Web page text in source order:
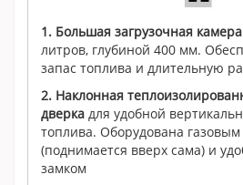
1. Большая загрузочная камера
литров, глубиной 400 мм.
запас топлива и длительную
2. Наклонная
дверка для удобной
топлива. Оборудована
(поднимается вверх сама) и
замком